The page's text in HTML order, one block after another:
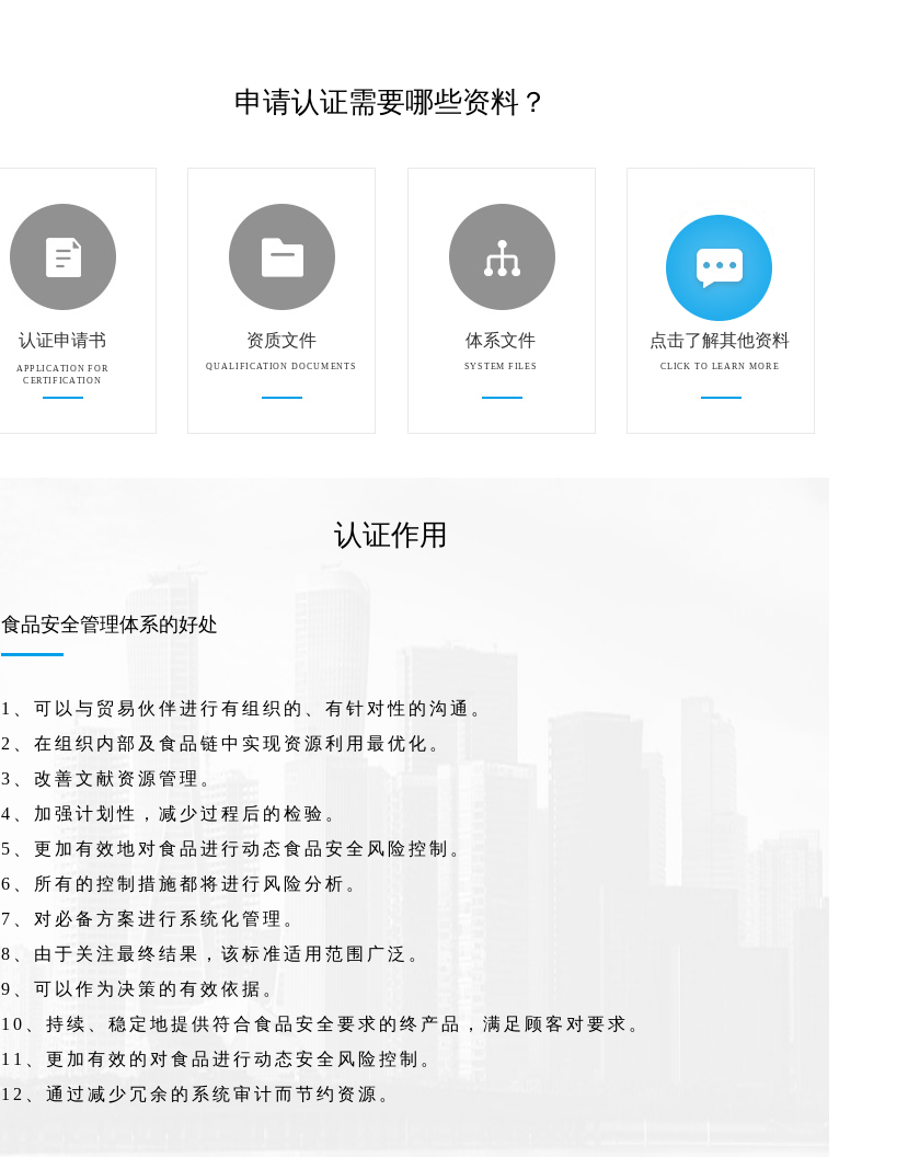
申请认证需要哪些资料？
认证申请书
APPLICATION FOR
CERTIFICATION
资质文件
QUALIFICATION DOCUMENTS
体系文件
SYSTEM FILES
点击了解其他资料
CLICK TO LEARN MORE
认证作用
食品安全管理体系的好处
1、可以与贸易伙伴进行有组织的、有针对性的沟通。
2、在组织内部及食品链中实现资源利用最优化。
3、改善文献资源管理。
4、加强计划性，减少过程后的检验。
5、更加有效地对食品进行动态食品安全风险控制。
6、所有的控制措施都将进行风险分析。
7、对必备方案进行系统化管理。
8、由于关注最终结果，该标准适用范围广泛。
9、可以作为决策的有效依据。
10、持续、稳定地提供符合食品安全要求的终产品，满足顾客对要求。
11、更加有效的对食品进行动态安全风险控制。
12、通过减少冗余的系统审计而节约资源。